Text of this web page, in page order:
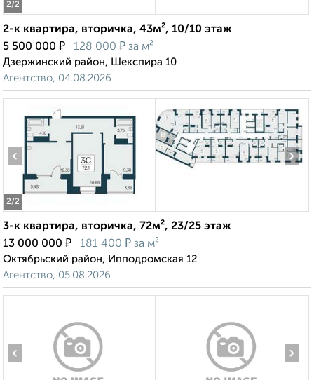
2/2
2-к квартира, вторичка, 43м², 10/10 этаж
5 500 000 ₽ 128 000 ₽ за м²
Дзержинский район, Шекспира 10
Агентство, 04.08.2026
2/2
‹ ›
3-к квартира, вторичка, 72м², 23/25 этаж
13 000 000 ₽ 181 400 ₽ за м²
Октябрьский район, Ипподромская 12
Агентство, 05.08.2026
‹ ›